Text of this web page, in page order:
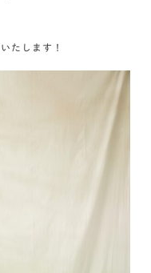
たします！